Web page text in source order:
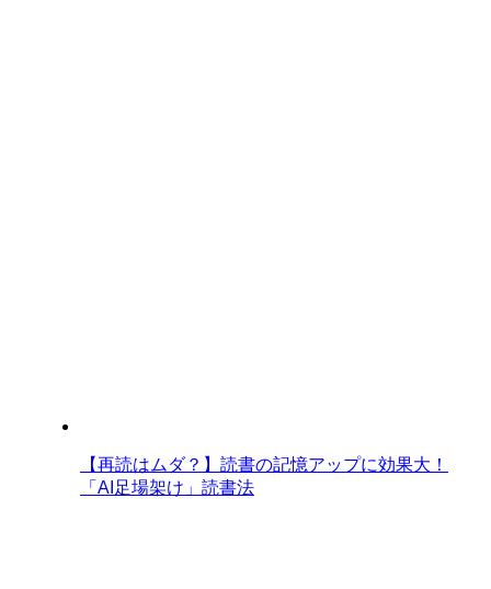
【再読はムダ？】読書の記憶アップに効果大！
「AI足場架け」読書法